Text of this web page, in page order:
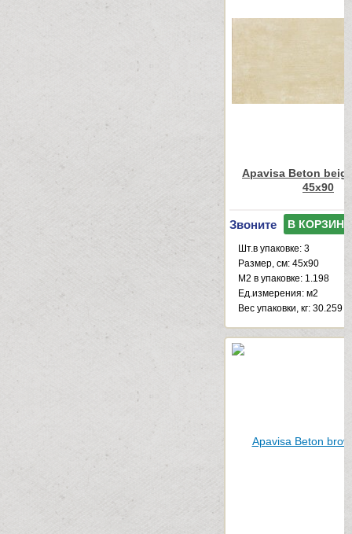
Apavisa Beton
45x90
Звоните В КОРЗИНУ
Шт.в упаковке: 3
Размер, см: 45x90
М2 в упаковке: 1.198
Ед.измерения: м2
Веc упаковки, кг: 30.259